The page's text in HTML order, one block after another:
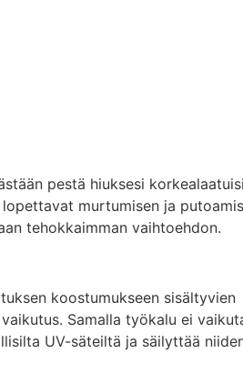
pestä hiuksesi
murtumisen ja
tehokkaimman vaihtoehdon.
koostumukseen sisältyvien
Samalla työkalu ei
UV-säteiltä ja säilyttää